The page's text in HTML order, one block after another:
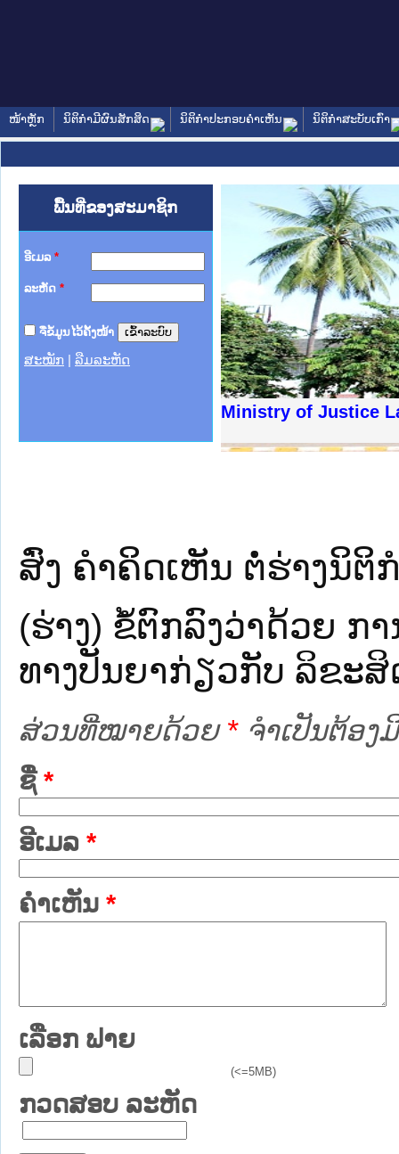
ໜ້າຫຼັກ ນິຕິກໍາມີຜົນສັກສິດ ນິຕິກໍາປະກອບຄໍາເຫັນ ນິຕິກໍາສະບັບເກົ່າ
ພື້ນທີ່ຂອງສະມາຊິກ
ອີເມລ *
ລະຫັດ *
ຈື່ຂໍ້ມູນໄວ້ຄັ້ງໜ້າ
ສະໝັກ ລືມລະຫັດ
Ministry of Justice
ຊາຊົນ ພາກເໜືອ
ການ
ກາງ
ກໃຕ້
ນຕຳຫຼວດປະຊາຊົນ
ສັນຕິບານປະຊາຊົນ
ກເໜືອ
ຊາຊົນ ພາກກາງ
ສົ່ງ ຄໍາຄິດເຫັນ ຕໍ່ຮ່າງນິຕິ
(ຮ່າງ) ຂໍ້​ຕົກ​ລົງ​ວ່າ​ດ້ວຍ
ທາງ​ປັນ​ຍາ​ກ່ຽວ​ກັບ ລິ​ຂະ​
ສ່ວນທີ່ໝາຍດ້ວຍ *ຈໍາເປັນຕ້ອງ
ຊື່*
ອີເມລ *
ຄໍາເຫັນ *
ເລືອກ ຟາຍ
(<=5MB)
ກວດສອບ ລະຫັດ